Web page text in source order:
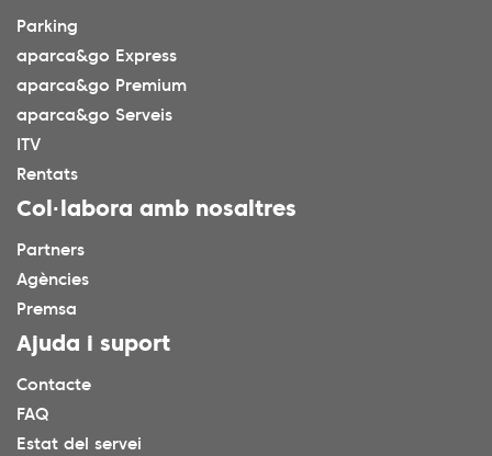
Parking
aparca&go Express
aparca&go Premium
aparca&go Serveis
ITV
Rentats
Col·labora amb nosaltres
Partners
Agències
Premsa
Ajuda i suport
Contacte
FAQ
Estat del servei